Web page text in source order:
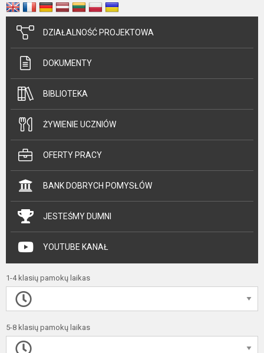
DZIAŁALNOŚĆ PROJEKTOWA
DOKUMENTY
BIBLIOTEKA
ŻYWIENIE UCZNIÓW
OFERTY PRACY
BANK DOBRYCH POMYSŁÓW
JESTEŚMY DUMNI
YOUTUBE KANAŁ
1-4 klasių pamokų laikas
5-8 klasių pamokų laikas